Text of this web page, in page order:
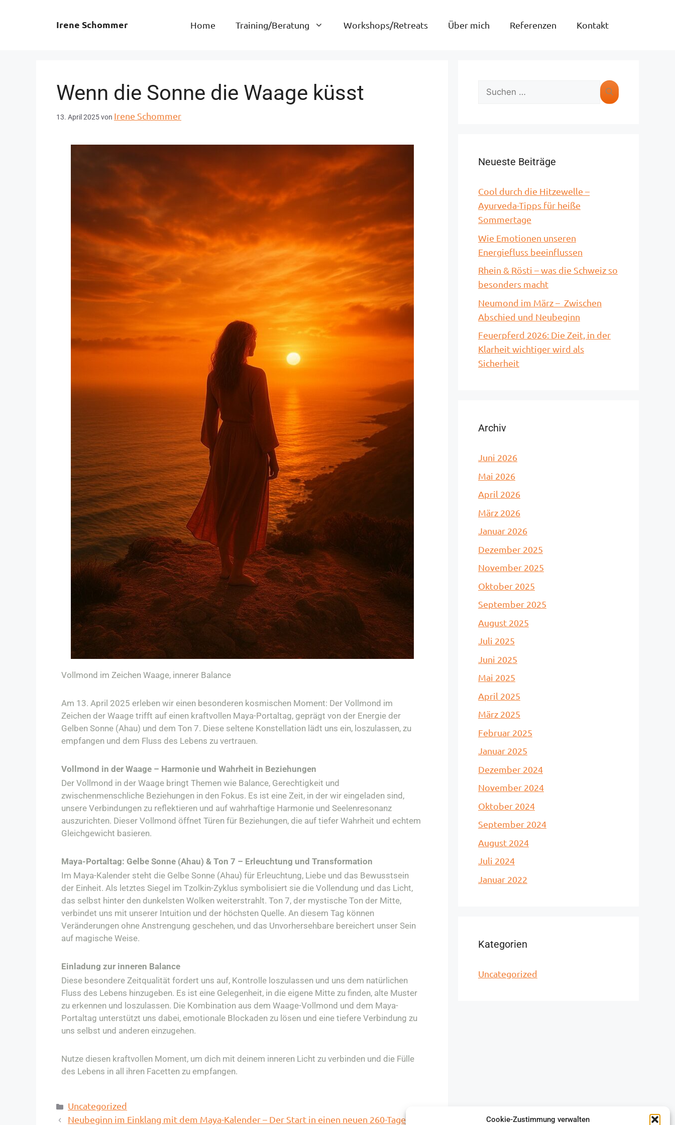
Cookie-Zustimmung verwalten
Irene Schommer Home Training/Beratung Workshops/Retreats Über mich Referenzen Kontakt
Wenn die Sonne die Waage küsst
13. April 2025von Irene Schommer
Vollmond im Zeichen Waage, innerer Balance
Am 13. April 2025 erleben wir einen besonderen kosmischen Moment: Der Vollmond im
Zeichen der Waage trifft auf einen kraftvollen Maya-Portaltag, geprägt von der Energie der
Gelben Sonne (Ahau) und dem Ton 7. Diese seltene Konstellation lädt uns ein, loszulassen, zu
empfangen und dem Fluss des Lebens zu vertrauen.​
Vollmond in der Waage – Harmonie und Wahrheit in Beziehungen
Der Vollmond in der Waage bringt Themen wie Balance, Gerechtigkeit und
zwischenmenschliche Beziehungen in den Fokus. Es ist eine Zeit, in der wir eingeladen sind,
unsere Verbindungen zu reflektieren und auf wahrhaftige Harmonie und Seelenresonanz
auszurichten. Dieser Vollmond öffnet Türen für Beziehungen, die auf tiefer Wahrheit und echtem
Gleichgewicht basieren.​
Maya-Portaltag: Gelbe Sonne (Ahau) & Ton 7 – Erleuchtung und Transformation
Im Maya-Kalender steht die Gelbe Sonne (Ahau) für Erleuchtung, Liebe und das Bewusstsein
der Einheit. Als letztes Siegel im Tzolkin-Zyklus symbolisiert sie die Vollendung und das Licht,
das selbst hinter den dunkelsten Wolken weiterstrahlt. Ton 7, der mystische Ton der Mitte,
verbindet uns mit unserer Intuition und der höchsten Quelle. An diesem Tag können
Veränderungen ohne Anstrengung geschehen, und das Unvorhersehbare bereichert unser Sein
auf magische Weise.​
Einladung zur inneren Balance
Diese besondere Zeitqualität fordert uns auf, Kontrolle loszulassen und uns dem natürlichen
Fluss des Lebens hinzugeben. Es ist eine Gelegenheit, in die eigene Mitte zu finden, alte Muster
zu erkennen und loszulassen. Die Kombination aus dem Waage-Vollmond und dem Maya-
Portaltag unterstützt uns dabei, emotionale Blockaden zu lösen und eine tiefere Verbindung zu
uns selbst und anderen einzugehen.​
Nutze diesen kraftvollen Moment, um dich mit deinem inneren Licht zu verbinden und die Fülle
des Lebens in all ihren Facetten zu empfangen.​
Uncategorized
Neubeginn im Einklang mit dem Maya-Kalender – Der Start in einen neuen 260-Tage-
Neueste Beiträge
Cool durch die Hitzewelle –
Ayurveda-Tipps für heiße
Sommertage
Wie Emotionen unseren
Energiefluss beeinflussen
Rhein & Rösti – was die Schweiz so
besonders macht
Neumond im März – Zwischen
Abschied und Neubeginn
Feuerpferd 2026: Die Zeit, in der
Klarheit wichtiger wird als
Sicherheit
Archiv
Juni 2026
Mai 2026
April 2026
März 2026
Januar 2026
Dezember 2025
November 2025
Oktober 2025
September 2025
August 2025
Juli 2025
Juni 2025
Mai 2025
April 2025
März 2025
Februar 2025
Januar 2025
Dezember 2024
November 2024
Oktober 2024
September 2024
August 2024
Juli 2024
Januar 2022
Kategorien
Uncategorized